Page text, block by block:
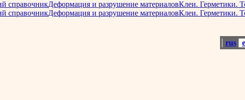
справочникДеформация и разрушение материаловКлеи. Герметики.
справочникДеформация и разрушение материаловКлеи. Герметики.
rus